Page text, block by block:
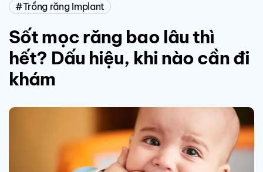
Trồng răng Implant
Sốt mọc răng bao lâu thì
hết? Dấu hiệu, khi nào cần đi
khám